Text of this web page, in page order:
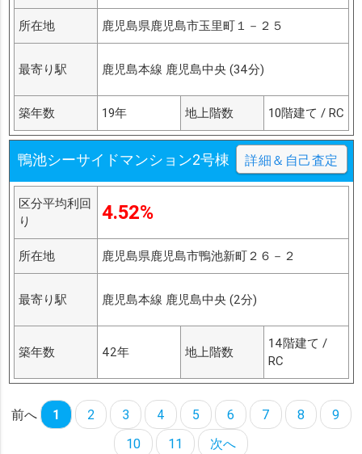
所在地 鹿児島県鹿児島市玉里町１－２５
最寄り駅 鹿児島本線 鹿児島中央 (34分)
築年数 19年 地上階数 10階建て / RC
鴨池シーサイドマンション2号棟 詳細＆自己査定
区分平均利回
り
4.52%
所在地 鹿児島県鹿児島市鴨池新町２６－２
最寄り駅 鹿児島本線 鹿児島中央 (2分)
築年数 42年 地上階数
14階建て /
RC
前へ 1 2 3 4 5 6 7 8
9
10
11 次へ